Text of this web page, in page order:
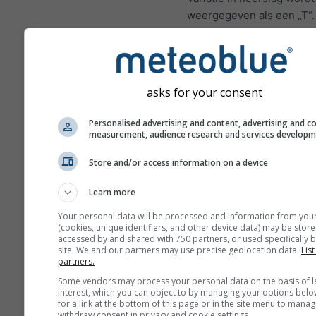
weergegeven als een
onzekerheden nemen
toe met het aantal dagen
in de voorspelling.
De voorspelling wordt
worden meerdere
verschillende
berekend om de
Meer weergegevens
asks for your consent
Personalised advertising and content, advertising and
measurement, audience research and services
Store and/or access information on a device
Learn more
Your personal data will be processed and information from
(cookies, unique identifiers, and other device data) may be
accessed by and shared with 750 partners, or used specifically
site. We and our partners may use precise geolocation data.
partners.
Some vendors may process your personal data on the basis of
interest, which you can object to by managing your options
for a link at the bottom of this page or in the site menu to